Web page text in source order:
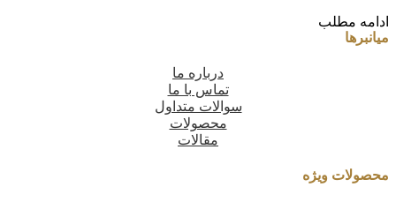
ادامه مطلب
میانبرها
درباره ما
تماس با ما
سوالات متداول
محصولات
مقالات
محصولات ویژه